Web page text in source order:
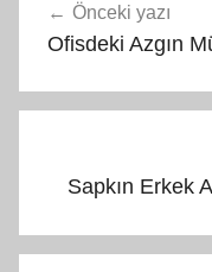
gezinmesi
Önceki yazı
Ofisdeki Azgın
Sapkın Erkek